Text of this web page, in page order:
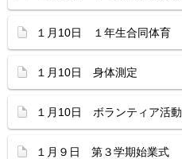
１月10日 １年生合同体育
１月10日 身体測定
１月10日 ボランティア活動
１月９日 第３学期始業式